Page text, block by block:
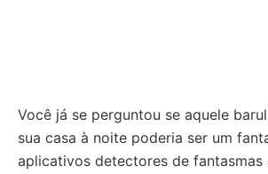
Você já se perguntou se aquele
sua casa à noite poderia ser um
aplicativos detectores de fantasmas